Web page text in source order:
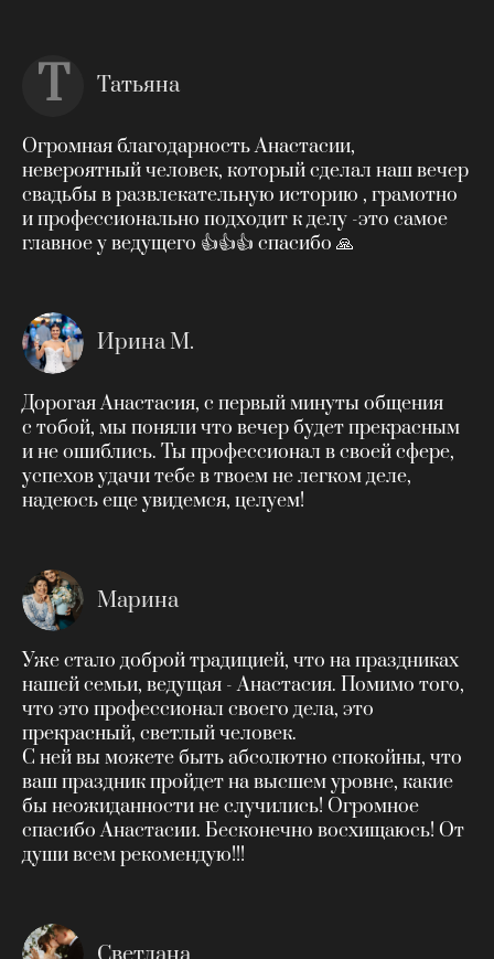
Т Татьяна
Огромная благодарность Анастасии,
невероятный человек, который сделал наш вечер
свадьбы в развлекательную историю , грамотно
и профессионально подходит к делу -это самое
главное у ведущего 👍👍👍 спасибо 🙏
Ирина М.
Дорогая Анастасия, с первый минуты общения
с тобой, мы поняли что вечер будет прекрасным
и не ошиблись. Ты профессионал в своей сфере,
успехов удачи тебе в твоем не легком деле,
надеюсь еще увидемся, целуем!
Марина
Уже стало доброй традицией, что на праздниках
нашей семьи, ведущая - Анастасия. Помимо того,
что это профессионал своего дела, это
прекрасный, светлый человек.
С ней вы можете быть абсолютно спокойны, что
ваш праздник пройдет на высшем уровне, какие
бы неожиданности не случились! Огромное
спасибо Анастасии. Бесконечно восхищаюсь! От
души всем рекомендую!!!